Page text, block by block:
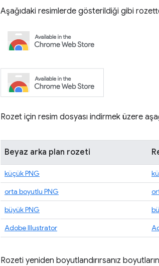
Aşağıdaki resimlerde gösterildiği gibi
Rozet için resim dosyası indirmek üzere
Beyaz arka plan rozeti
küçük PNG
orta boyutlu PNG
büyük PNG
Adobe Illustrator
Rozeti yeniden boyutlandırırsanız